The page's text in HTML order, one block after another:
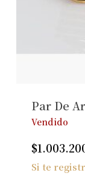
Par De
Vendido
$
Si te